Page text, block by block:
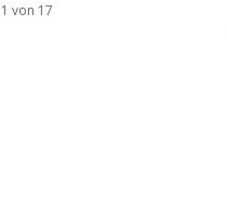
von 17